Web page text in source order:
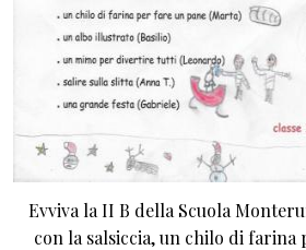
Evviva la II B della Scuola
con la salsiccia, un chilo di farina